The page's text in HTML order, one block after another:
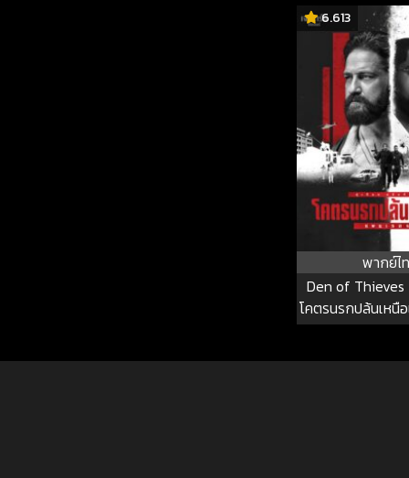
6.613
พากย์ไ
Den of Thieves
โคตรนรกปล้นเหนื
รา